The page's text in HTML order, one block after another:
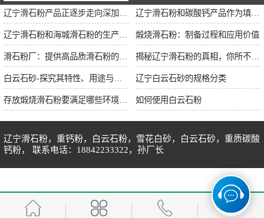
煅烧滑石粉：制备过程和应用价值
辽宁白云石砂的规格分类
如何使用白云石粉
辽宁滑石粉，重钙粉，白云石粉，雪花白砂，白云石砂，重质碳酸
钙粉， 联系电话：18842233322，孙厂长